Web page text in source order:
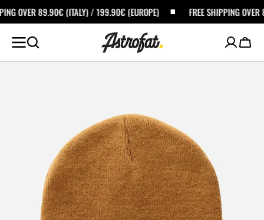
AL
(ITALY) / 199.90€ (EUROPE) FREE SHIPPING OVER 89.90€ (ITALY) /